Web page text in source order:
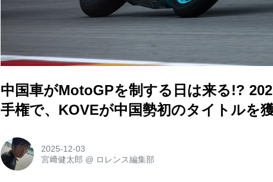
中国車がMotoGPを制する日は来る!?
手権で、KOVEが中国勢初のタイトルを
2025-12-03
宮﨑健太郎 @ ロレンス編集部